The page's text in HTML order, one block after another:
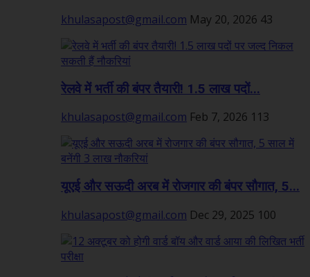
khulasapost@gmail.com May 20, 2026 43
रेलवे में भर्ती की बंपर तैयारी! 1.5 लाख पदों...
khulasapost@gmail.com Feb 7, 2026 113
यूएई और सऊदी अरब में रोजगार की बंपर सौगात, 5...
khulasapost@gmail.com Dec 29, 2025 100